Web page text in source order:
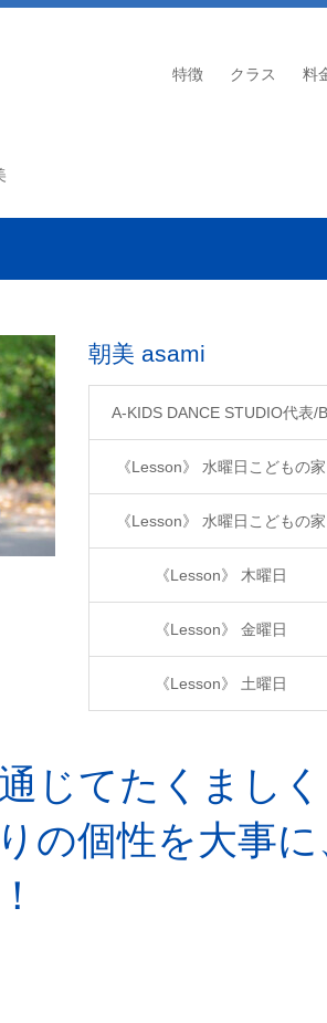
特徴 クラス 料
朝美 asami
A-KIDS DANCE STUDIO代表/
《Lesson》 水曜日こどもの家
《Lesson》 水曜日こどもの家
《Lesson》 木曜日
《Lesson》 金曜日
《Lesson》 土曜日
じてたくましく
の個性を大事